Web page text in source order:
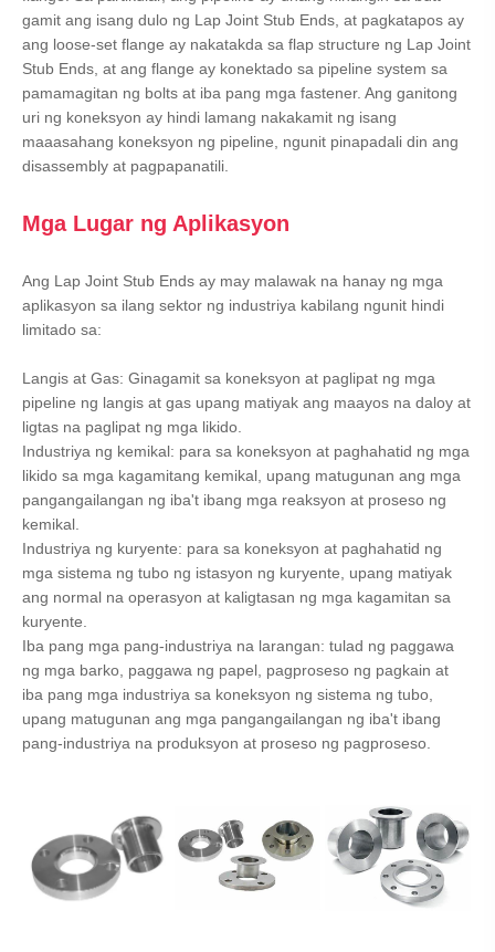
gamit ang isang dulo ng Lap Joint Stub Ends, at pagkatapos ay
ang loose-set flange ay nakatakda sa flap structure ng Lap Joint
Stub Ends, at ang flange ay konektado sa pipeline system sa
pamamagitan ng bolts at iba pang mga fastener. Ang ganitong
uri ng koneksyon ay hindi lamang nakakamit ng isang
maaasahang koneksyon ng pipeline, ngunit pinapadali din ang
disassembly at pagpapanatili.
Mga Lugar ng Aplikasyon
Ang Lap Joint Stub Ends ay may malawak na hanay ng mga
aplikasyon sa ilang sektor ng industriya kabilang ngunit hindi
limitado sa:
Langis at Gas: Ginagamit sa koneksyon at paglipat ng mga
pipeline ng langis at gas upang matiyak ang maayos na daloy at
ligtas na paglipat ng mga likido.
Industriya ng kemikal: para sa koneksyon at paghahatid ng mga
likido sa mga kagamitang kemikal, upang matugunan ang mga
pangangailangan ng iba't ibang mga reaksyon at proseso ng
kemikal.
Industriya ng kuryente: para sa koneksyon at paghahatid ng
mga sistema ng tubo ng istasyon ng kuryente, upang matiyak
ang normal na operasyon at kaligtasan ng mga kagamitan sa
kuryente.
Iba pang mga pang-industriya na larangan: tulad ng paggawa
ng mga barko, paggawa ng papel, pagproseso ng pagkain at
iba pang mga industriya sa koneksyon ng sistema ng tubo,
upang matugunan ang mga pangangailangan ng iba't ibang
pang-industriya na produksyon at proseso ng pagproseso.